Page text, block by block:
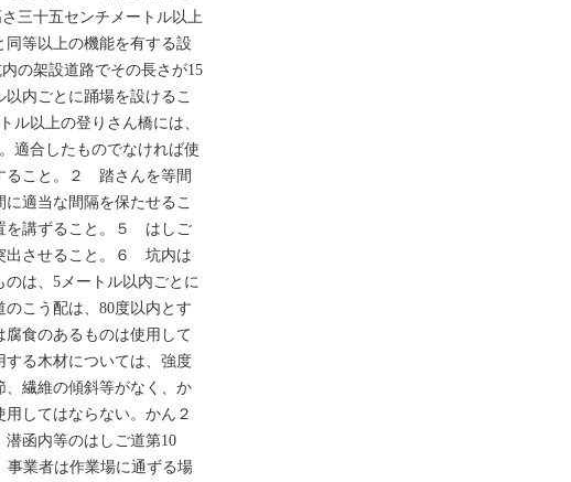
三十五センチメートル以上
等以上の機能を有する設
の架設道路でその長さが15
内ごとに踊場を設けるこ
以上の登りさん橋には、
適合したものでなければ使
ること。２ 踏さんを等間
適当な間隔を保たせるこ
を講ずること。５ はしご
出させること。６ 坑内は
のは、5メートル以内ごとに
こう配は、80度以内とす
食のあるものは使用して
る木材については、強度
繊維の傾斜等がなく、か
してはならない。かん２
函内等のはしご道第10
者は作業場に通ずる場